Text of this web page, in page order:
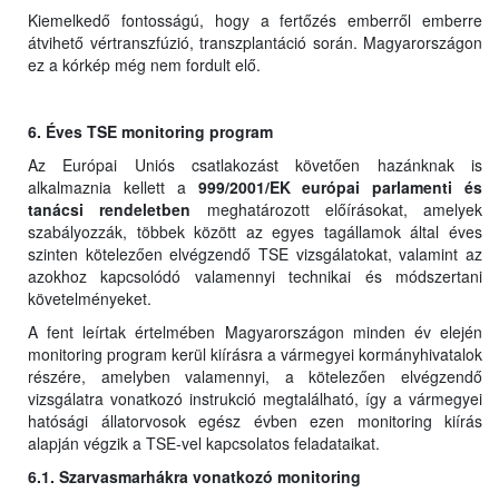
Kiemelkedő fontosságú, hogy a fertőzés emberről emberre
átvihető vértranszfúzió, transzplantáció során. Magyarországon
ez a kórkép még nem fordult elő.
6. Éves TSE monitoring program
Az Európai Uniós csatlakozást követően hazánknak is
alkalmaznia kellett a 999/2001/EK európai parlamenti és
tanácsi rendeletben meghatározott előírásokat, amelyek
szabályozzák, többek között az egyes tagállamok által éves
szinten kötelezően elvégzendő TSE vizsgálatokat, valamint az
azokhoz kapcsolódó valamennyi technikai és módszertani
követelményeket.
A fent leírtak értelmében Magyarországon minden év elején
monitoring program kerül kiírásra a vármegyei kormányhivatalok
részére, amelyben valamennyi, a kötelezően elvégzendő
vizsgálatra vonatkozó instrukció megtalálható, így a vármegyei
hatósági állatorvosok egész évben ezen monitoring kiírás
alapján végzik a TSE-vel kapcsolatos feladataikat.
6.1. Szarvasmarhákra vonatkozó monitoring